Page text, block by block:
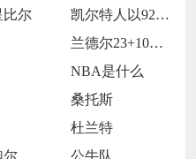
比尔
凯尔特人以92-105不敌雷霆
兰德尔23+10爱德华兹19中5 森林狼
NBA是什么
桑托斯
杜兰特
尔
公牛队